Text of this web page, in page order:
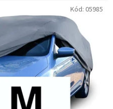
Kód: 05985